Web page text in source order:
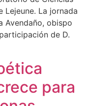
La jornada
Avendaño, obispo
de D.
para